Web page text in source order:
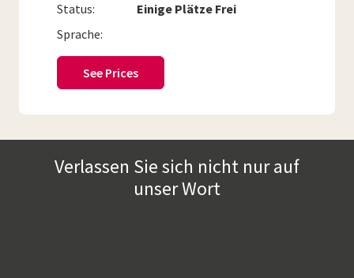
Status: Einige Plätze Frei
Sprache:
See Prices
Verlassen Sie sich nicht nur auf
unser Wort